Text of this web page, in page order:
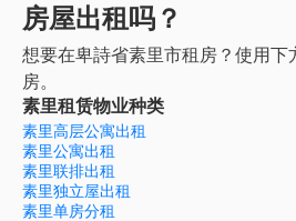
房屋出租吗？
想要在卑詩省素里市租房？使用下
房。
素里租赁物业种类
素里高层公寓出租
素里公寓出租
素里联排出租
素里独立屋出租
素里单房分租